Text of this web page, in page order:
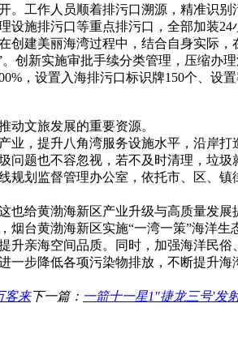
。工作人员顺着排污口溯源，精准识
设施排污口等重点排污口，全部加装24
创建美丽海湾过程中，结合自身实际
创新实施审批手续分类管理，压缩办
，设置入海排污口标识牌150个、设置
动文旅发展的重要资源。
业，提升八角湾服务设施水平，沿岸
问题也不容忽视，若不及时清理，垃圾
规划监督管理办公室，依托市、区、
也给黄渤海新区产业升级与高质量发展
烟台黄渤海新区实施“一湾一策”海洋
升亲海空间品质。同时，加强海洋民
一步降低各项污染物排放，不断提升海
客来下一篇： 一箭十一星1"捷龙三号'发